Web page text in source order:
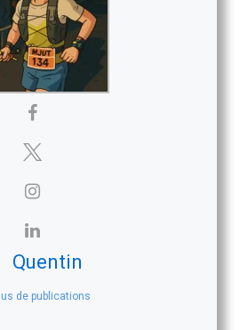
Quentin
de publications